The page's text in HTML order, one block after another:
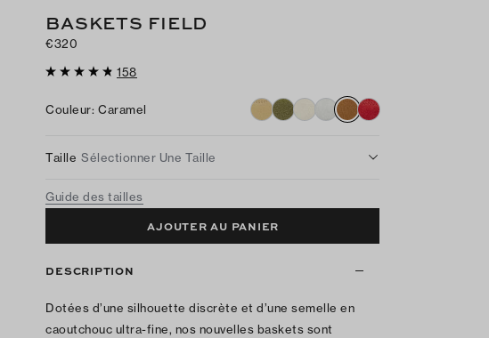
BASKETS FIELD
€320
158
Couleur: Caramel
Taille Sélectionner Une Taille
Guide des tailles
AJOUTER AU PANIER
DESCRIPTION
Dotées d’une silhouette discrète et d’une semelle en
caoutchouc ultra-fine, nos nouvelles baskets sont